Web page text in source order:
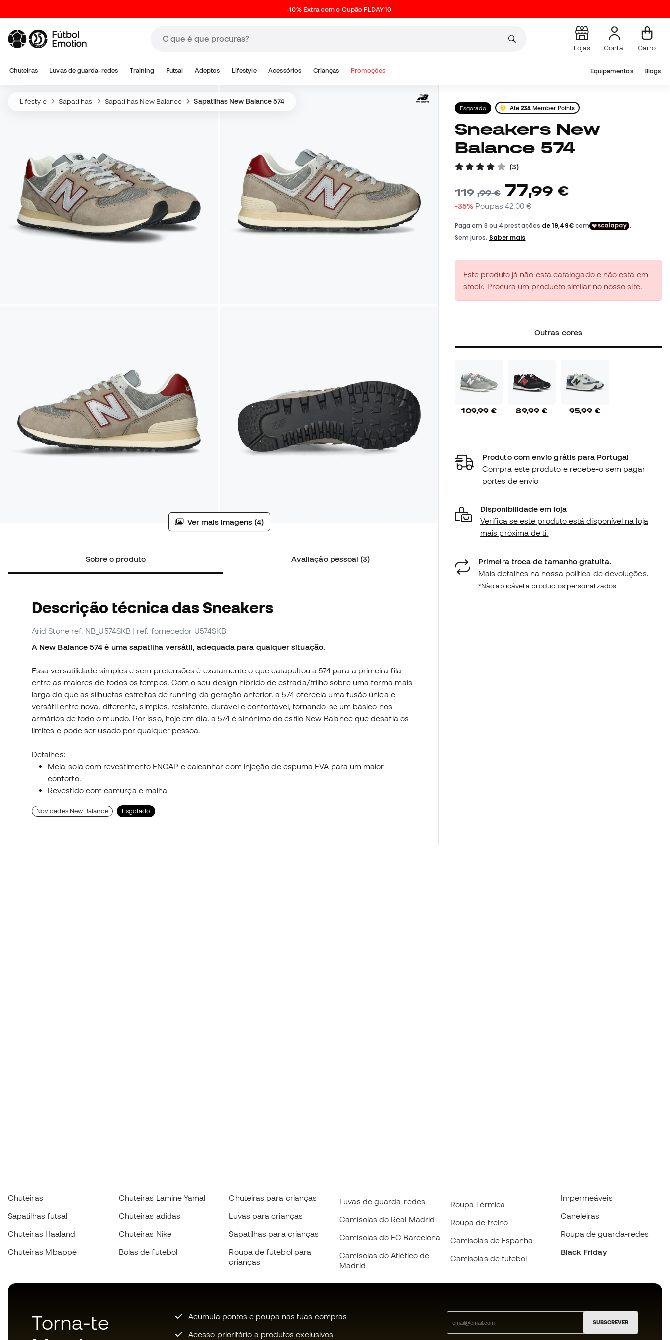
-10% Extra com o Cupão FLDAY10
Lojas Conta Carro
Chuteiras Luvas de guarda-redes Training Futsal Adeptos Lifestyle Acessórios Crianças Promoções Equipamentos Blogs
Lifestyle Sapatilhas Sapatilhas New Balance Sapatilhas New Balance 574
Ver mais imagens (4)
Sobre o produto Avaliação pessoal (3)
Descrição técnica das Sneakers
Arid Stone ref. NB_U574SKB | ref. fornecedor U574SKB
A New Balance 574 é uma sapatilha versátil, adequada para qualquer situação.
Essa versatilidade simples e sem pretensões é exatamente o que catapultou a 574 para a primeira fila
entre as maiores de todos os tempos. Com o seu design híbrido de estrada/trilho sobre uma forma mais
larga do que as silhuetas estreitas de running da geração anterior, a 574 oferecia uma fusão única e
versátil entre nova, diferente, simples, resistente, durável e confortável, tornando-se um básico nos
armários de todo o mundo. Por isso, hoje em dia, a 574 é sinónimo do estilo New Balance que desafia os
limites e pode ser usado por qualquer pessoa.
Detalhes:
Meia-sola com revestimento ENCAP e calcanhar com injeção de espuma EVA para um maior
conforto.
Revestido com camurça e malha.
Novidades New Balance Esgotado
Esgotado Até 234 Member Points
Sneakers New
Balance 574
(3)
119,99 € 77,99 €
-35% Poupas 42,00 €
Este produto já não está catalogado e não está em
stock. Procura um producto similar no nosso site.
Outras cores
109,99 € 89,99 € 95,99 €
Produto com envio grátis para Portugal
Compra este produto e recebe-o sem pagar
portes de envio
Disponibilidade em loja
Verifica se este produto está disponível na loja
mais próxima de ti.
Primeira troca de tamanho gratuita.
Mais detalhes na nossa política de devoluções.
*Não aplicável a productos personalizados.
Chuteiras
Sapatilhas futsal
Chuteiras Haaland
Chuteiras Mbappé
Chuteiras Lamine Yamal
Chuteiras adidas
Chuteiras Nike
Bolas de futebol
Chuteiras para crianças
Luvas para crianças
Sapatilhas para crianças
Roupa de futebol para
crianças
Luvas de guarda-redes
Camisolas do Real Madrid
Camisolas do FC Barcelona
Camisolas do Atlético de
Madrid
Roupa Térmica
Roupa de treino
Camisolas de Espanha
Camisolas de futebol
Impermeáveis
Caneleiras
Roupa de guarda-redes
Black Friday
Torna-te
Acumula pontos e poupa nas tuas compras
Acesso prioritário a produtos exclusivos
SUBSCREVER